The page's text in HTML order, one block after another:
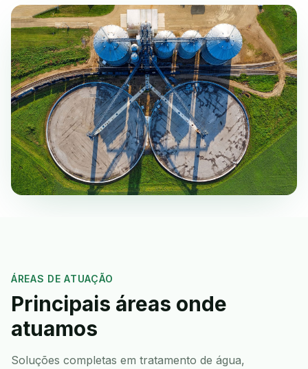
ÁREAS DE ATUAÇÃO
Principais áreas onde
atuamos
Soluções completas em tratamento de água,